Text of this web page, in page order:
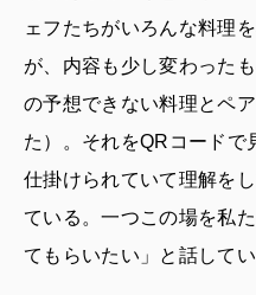
ェフたちがいろんな料理
が、内容も少し変わった
の予想できない料理とペ
た）。それをQRコードで
仕掛けられていて理解を
ている。一つこの場を私
てもらいたい」と話してい